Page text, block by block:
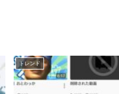
トレンド